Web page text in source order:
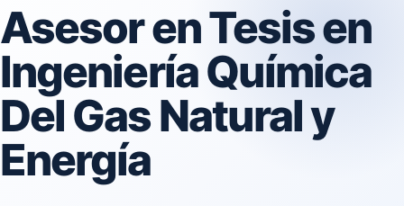
Asesor en Tesis en
Ingeniería Química
Del Gas Natural y
Energía